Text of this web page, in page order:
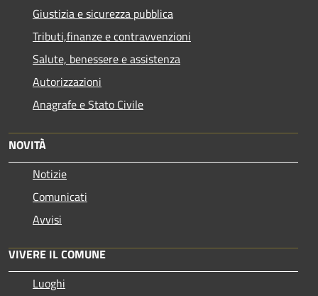
Giustizia e sicurezza pubblica
Tributi,finanze e contravvenzioni
Salute, benessere e assistenza
Autorizzazioni
Anagrafe e Stato Civile
NOVITÀ
Notizie
Comunicati
Avvisi
VIVERE IL COMUNE
Luoghi